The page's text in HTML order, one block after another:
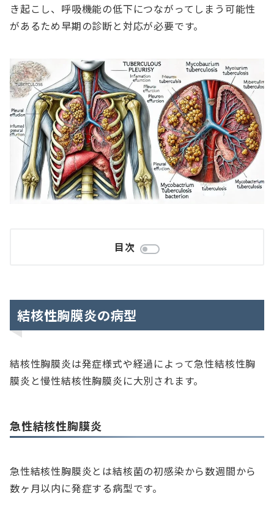
き起こし、呼吸機能の低下につながってしまう可能性
があるため早期の診断と対応が必要です。
目次
結核性胸膜炎の病型
結核性胸膜炎は発症様式や経過によって急性結核性胸
膜炎と慢性結核性胸膜炎に大別されます。
急性結核性胸膜炎
急性結核性胸膜炎とは結核菌の初感染から数週間から
数ヶ月以内に発症する病型です。